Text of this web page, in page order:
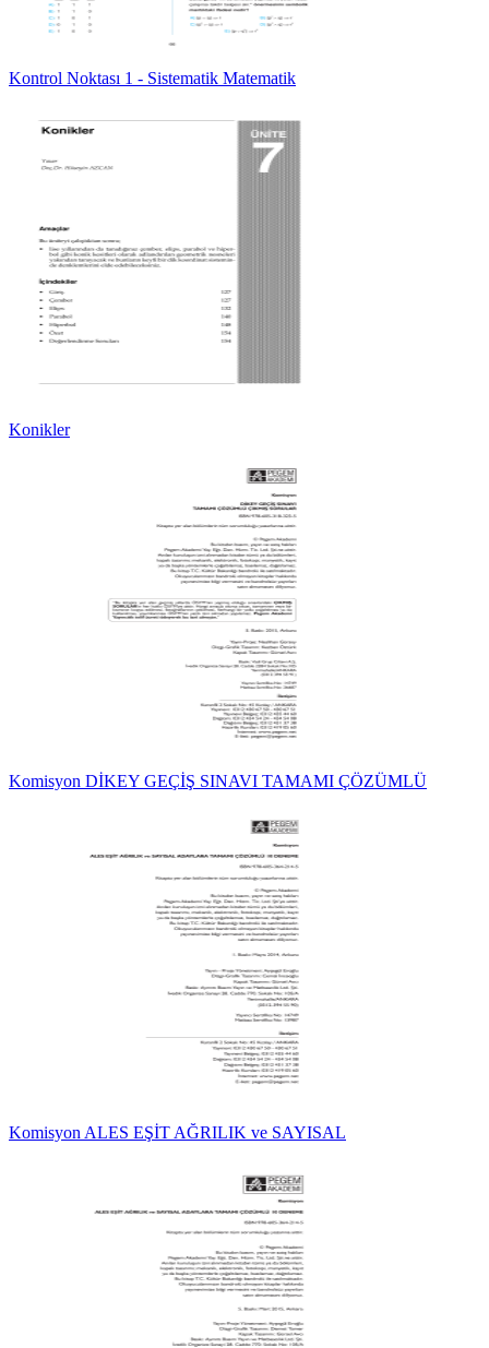
Kontrol Noktası 1 - Sistematik Matematik
Konikler
Komisyon DİKEY GEÇİŞ SINAVI TAMAMI ÇÖZÜMLÜ
Komisyon ALES EŞİT AĞRILIK ve SAYISAL